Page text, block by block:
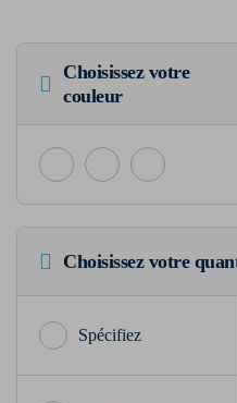
Choisissez votre
couleur
Choisissez votre